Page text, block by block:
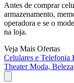
Antes de comprar
armazenamento,
operadora e se o
na loja.
Veja Mais Ofertas
Celulares e Telefonia
TheaterModa,